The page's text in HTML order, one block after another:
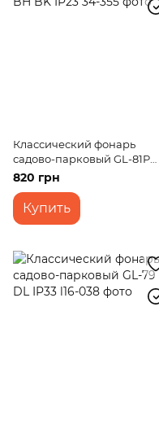
Классический фонарь
садово-парковый GL-81P
BH BK IP23
820 грн
Купить